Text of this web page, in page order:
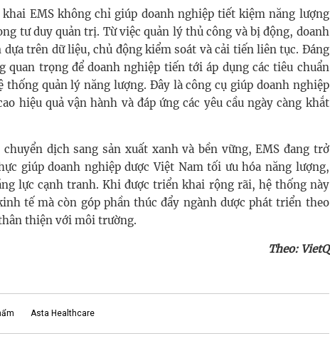
EMS không chỉ giúp doanh nghiệp tiết kiệm năng lượng
tư duy quản trị. Từ việc quản lý thủ công và bị động, doanh
dựa trên dữ liệu, chủ động kiểm soát và cải tiến liên tục. Đáng
quan trọng để doanh nghiệp tiến tới áp dụng các tiêu chuẩn
thống quản lý năng lượng. Đây là công cụ giúp doanh nghiệp
hiệu quả vận hành và đáp ứng các yêu cầu ngày càng khắt
dịch sang sản xuất xanh và bền vững, EMS đang trở
giúp doanh nghiệp dược Việt Nam tối ưu hóa năng lượng,
lực cạnh tranh. Khi được triển khai rộng rãi, hệ thống này
tế mà còn góp phần thúc đẩy ngành dược phát triển theo
thiện với môi trường.
Theo: VietQ
Asta Healthcare